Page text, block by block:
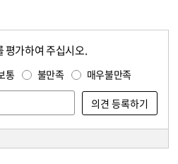
평가하여 주십시오.
통 불만족 매우불만족